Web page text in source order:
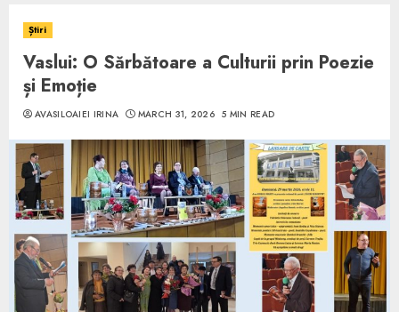
Știri
Vaslui: O Sărbătoare a Culturii prin Poezie
și Emoție
AVASILOAIEI IRINA MARCH 31, 2026 5 MIN READ